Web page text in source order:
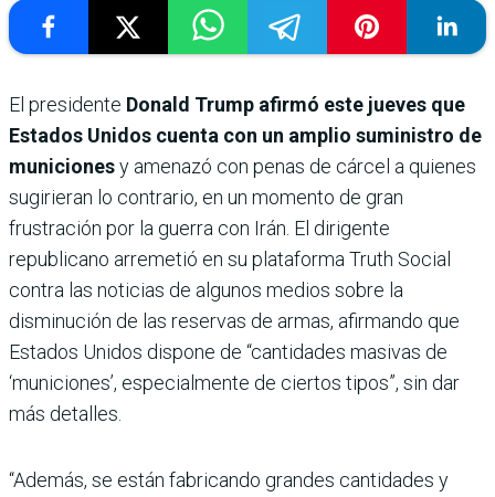
El presidente Donald Trump afirmó este jueves que
Estados Unidos cuenta con un amplio suministro de
municionesy amenazó con penas de cárcel a quienes
sugirieran lo contrario, en un momento de gran
frustración por la guerra con Irán. El dirigente
republicano arremetió en su plataforma Truth Social
contra las noticias de algunos medios sobre la
disminución de las reservas de armas, afirmando que
Estados Unidos dispone de “cantidades masivas de
‘municiones’, especialmente de ciertos tipos”, sin dar
más detalles.
“Además, se están fabricando grandes cantidades y